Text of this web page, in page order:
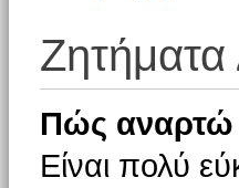
Πώς αναρτώ
Είναι πολύ